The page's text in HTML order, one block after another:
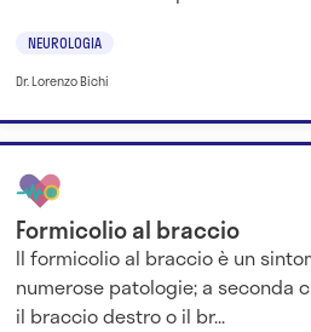
NEUROLOGIA
Dr. Lorenzo Bichi
Formicolio al braccio
Il formicolio al braccio è un
numerose patologie; a seconda
il braccio destro o il br...